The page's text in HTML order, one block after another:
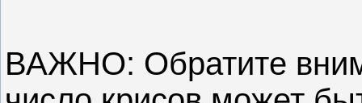
ВАЖНО: Обратите